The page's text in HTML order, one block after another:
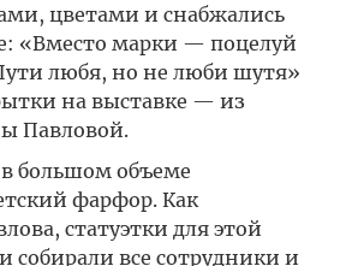
цветами и снабжались
«Вместо марки — поцелуй
любя, но не люби шутя»
на выставке — из
Павловой.
большом объеме
фарфор. Как
статуэтки для этой
собирали все сотрудники и